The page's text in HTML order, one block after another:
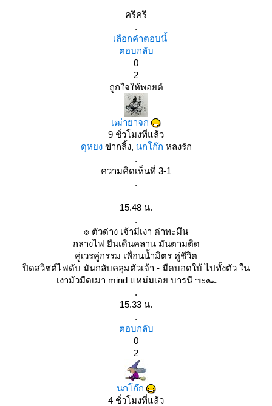
คริคริ
.
เลือกคำตอบนี้
ตอบกลับ
0
2
ถูกใจให้พอยต์
เฒ่ายาจก
9 ชั่วโมงที่แล้ว
ดุหยงขำกลิ้ง, นกโก๊ก หลงรัก
.
ความคิดเห็นที่ 3-1
.
15.48 น.
.
๏ ตัวด่าง เจ้ามีเงา ดำทะมึน
กลางไฟ ยืนเดินคลาน มันตามติด
คู่เวรคู่กรรม เพื่อนน้ำมิตร คู่ชีวิต
ปิดสวิชต์ไฟดับ มันกลับคลุมตัวเจ้า - มืดบอดใบ้ ไปทั้งตัว ใน
เงามัวมืดเมา mind แหม่มเอย บารนี ๚ะ๛
.
15.33 น.
.
ตอบกลับ
0
2
นกโก๊ก
4 ชั่วโมงที่แล้ว